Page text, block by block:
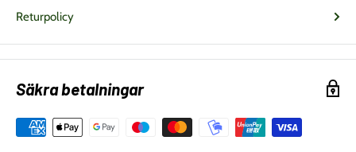
Returpolicy
Säkra betalningar